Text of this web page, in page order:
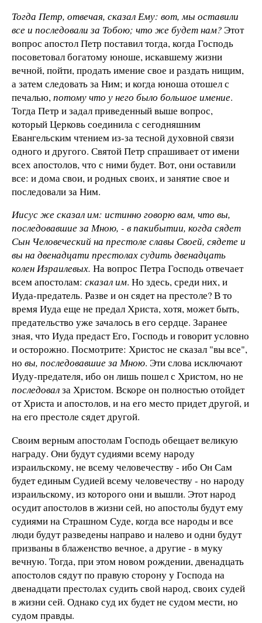
Тогда Петр, отвечая, сказал Ему: вот, мы оставили
все и последовали за Тобою; что же будет нам? Этот
вопрос апостол Петр поставил тогда, когда Господь
посоветовал богатому юноше, искавшему жизни
вечной, пойти, продать имение свое и раздать нищим,
а затем следовать за Ним; и когда юноша отошел с
печалью, потому что у него было большое имение.
Тогда Петр и задал приведенный выше вопрос,
который Церковь соединила с сегодняшним
Евангельским чтением из-за тесной духовной связи
одного и другого. Святой Петр спрашивает от имени
всех апостолов, что с ними будет. Вот, они оставили
все: и дома свои, и родных своих, и занятие свое и
последовали за Ним.
Иисус же сказал им: истинно говорю вам, что вы,
последовавшие за Мною, - в пакибытии, когда сядет
Сын Человеческий на престоле славы Своей, сядете и
вы на двенадцати престолах судить двенадцать
колен Израилевых. На вопрос Петра Господь отвечает
всем апостолам: сказал им. Но здесь, среди них, и
Иуда-предатель. Разве и он сядет на престоле? В то
время Иуда еще не предал Христа, хотя, может быть,
предательство уже зачалось в его сердце. Заранее
зная, что Иуда предаст Его, Господь и говорит условно
и осторожно. Посмотрите: Христос не сказал "вы все",
но вы, последовавшие за Мною. Эти слова исключают
Иуду-предателя, ибо он лишь пошел с Христом, но не
последовалза Христом. Вскоре он полностью отойдет
от Христа и апостолов, и на его место придет другой, и
на его престоле сядет другой.
Своим верным апостолам Господь обещает великую
награду. Они будут судиями всему народу
израильскому, не всему человечеству - ибо Он Сам
будет единым Судией всему человечеству - но народу
израильскому, из которого они и вышли. Этот народ
осудит апостолов в жизни сей, но апостолы будут ему
судиями на Страшном Суде, когда все народы и все
люди будут разведены направо и налево и одни будут
призваны в блаженство вечное, а другие - в муку
вечную. Тогда, при этом новом рождении, двенадцать
апостолов сядут по правую сторону у Господа на
двенадцати престолах судить свой народ, своих судей
в жизни сей. Однако суд их будет не судом мести, но
судом правды.